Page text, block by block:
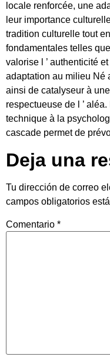
locale renforcée, une
leur importance
tradition culturelle tout
fondamentales telles
valorise l ’ authenticité
adaptation au milieu Né
ainsi de catalyseur à
respectueuse de l ’
technique à la
cascade permet de
Deja una
Tu dirección de correo
campos obligatorios
Comentario *